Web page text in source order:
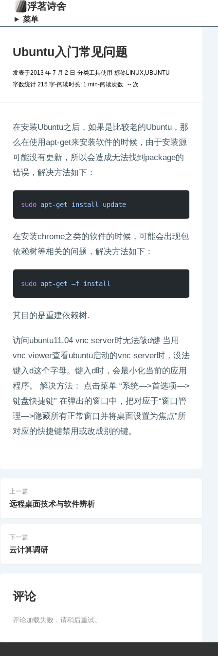
浮茗诗舍
菜单
Ubuntu入门常见问题
发表于2013 年 7 月 2 日 -分类工具使用-标签LINUX,UBUNTU
字数统计 215 字-阅读时长: 1 min-阅读次数 -- 次
在安装Ubuntu之后，如果是比较老的Ubuntu，那
么在使用apt-get来安装软件的时候，由于安装源
可能没有更新，所以会造成无法找到package的
错误，解决方法如下：
sudo apt-get install update
在安装chrome之类的软件的时候，可能会出现包
依赖树等相关的问题，解决方法如下：
sudo apt-get –f install
其目的是重建依赖树.
访问ubuntu11.04 vnc server时无法敲d键 当用
vnc viewer查看ubuntu启动的vnc server时，没法
键入d这个字母。键入d时，会最小化当前的应用
程序。 解决方法： 点击菜单 “系统—>首选项—>
键盘快捷键” 在弹出的窗口中，把对应于“窗口管
理—>隐藏所有正常窗口并将桌面设置为焦点”所
对应的快捷键禁用或改成别的键。
上一篇
远程桌面技术与软件辨析
下一篇
云计算调研
评论
评论加载失败，请稍后重试。